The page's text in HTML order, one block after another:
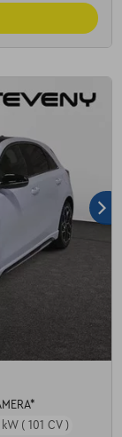
kW ( 101 CV )